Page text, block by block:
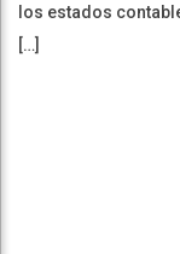
los estados
[…]